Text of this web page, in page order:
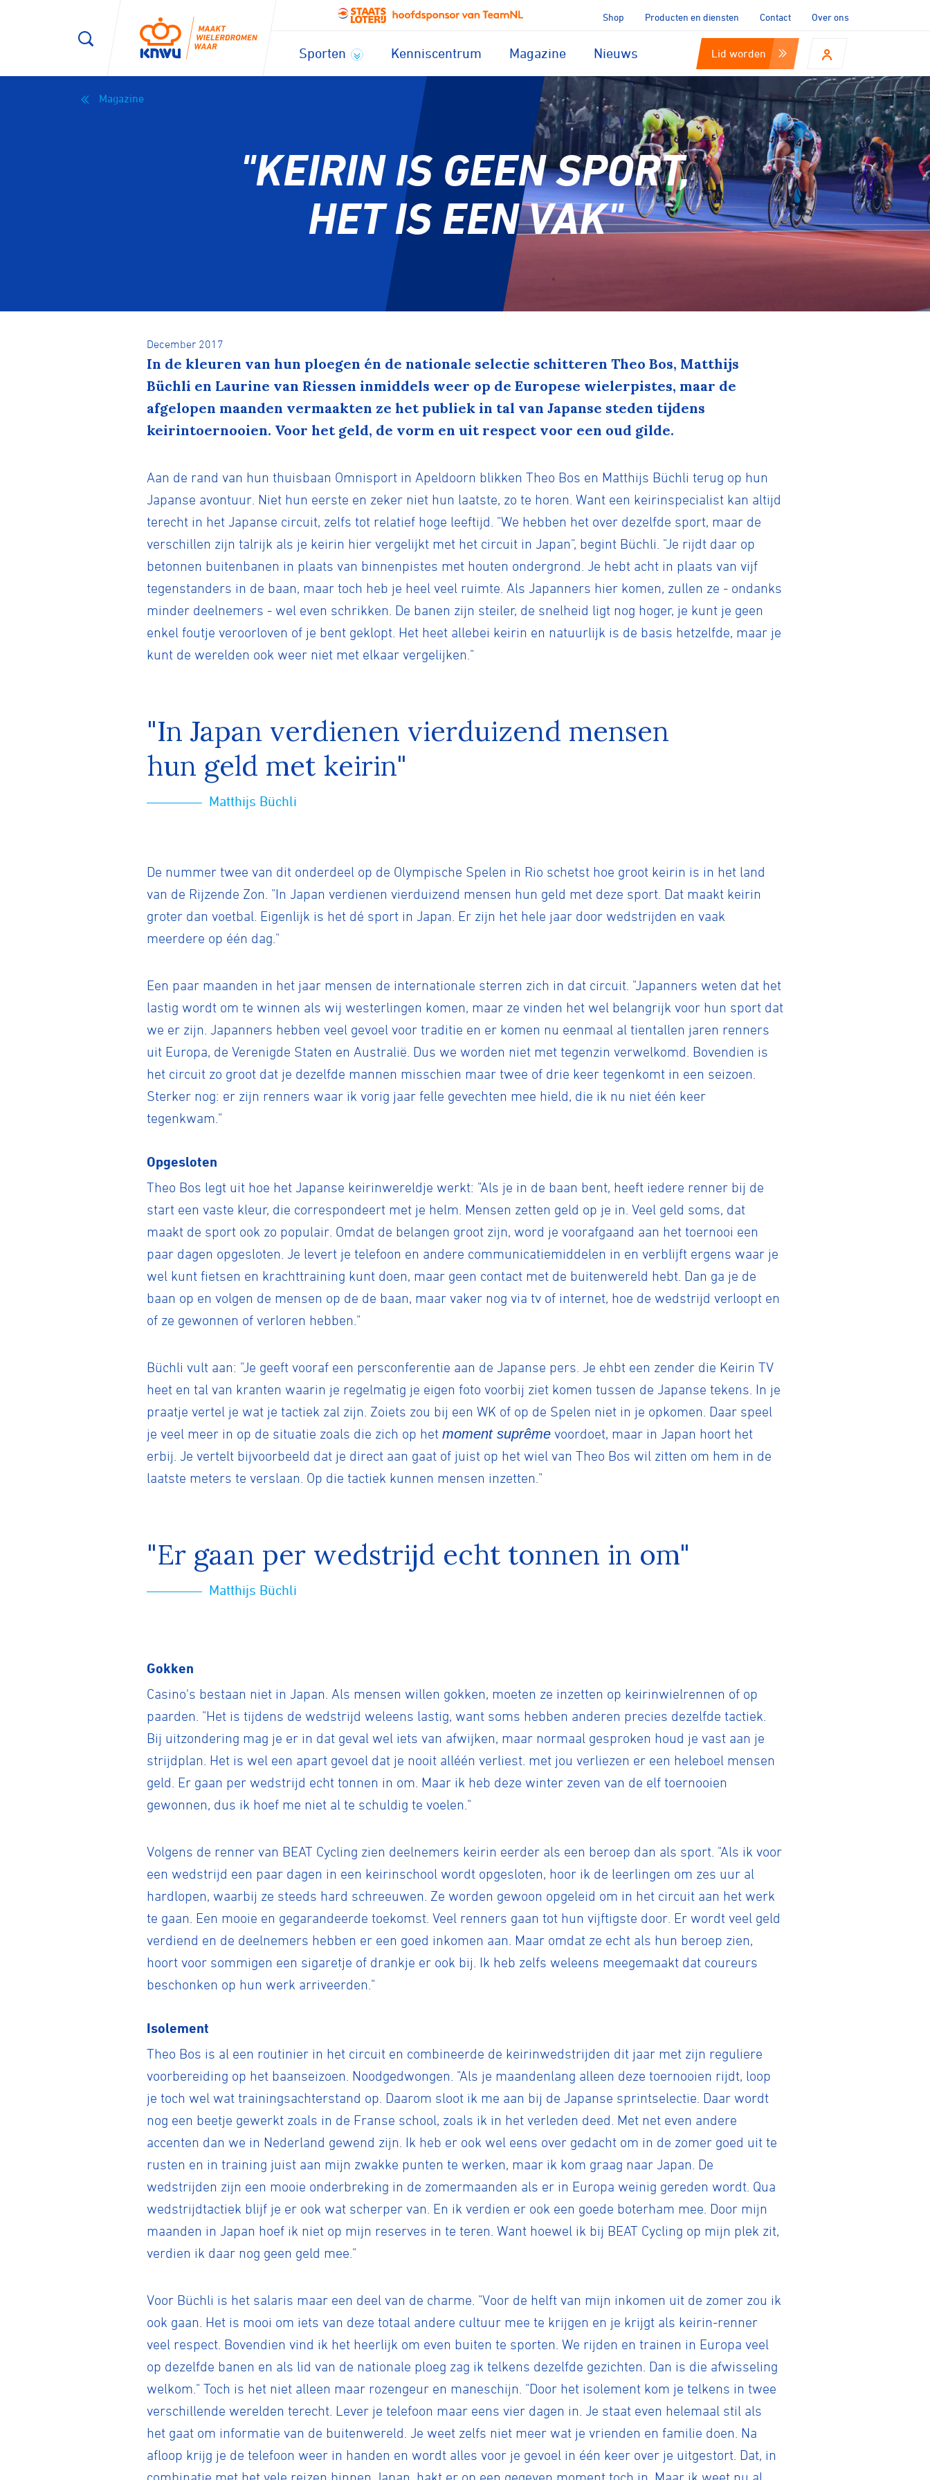
Shop Producten en diensten Contact Over ons
Sporten Kenniscentrum Magazine Nieuws Lid worden
Magazine
"KEIRIN IS GEEN SPORT,
HET IS EEN VAK"
December 2017
In de kleuren van hun ploegen én de nationale selectie schitteren Theo Bos, Matthijs
Büchli en Laurine van Riessen inmiddels weer op de Europese wielerpistes, maar de
afgelopen maanden vermaakten ze het publiek in tal van Japanse steden tijdens
keirintoernooien. Voor het geld, de vorm en uit respect voor een oud gilde.
Aan de rand van hun thuisbaan Omnisport in Apeldoorn blikken Theo Bos en Matthijs Büchli terug op hun
Japanse avontuur. Niet hun eerste en zeker niet hun laatste, zo te horen. Want een keirinspecialist kan altijd
terecht in het Japanse circuit, zelfs tot relatief hoge leeftijd. "We hebben het over dezelfde sport, maar de
verschillen zijn talrijk als je keirin hier vergelijkt met het circuit in Japan", begint Büchli. "Je rijdt daar op
betonnen buitenbanen in plaats van binnenpistes met houten ondergrond. Je hebt acht in plaats van vijf
tegenstanders in de baan, maar toch heb je heel veel ruimte. Als Japanners hier komen, zullen ze - ondanks
minder deelnemers - wel even schrikken. De banen zijn steiler, de snelheid ligt nog hoger, je kunt je geen
enkel foutje veroorloven of je bent geklopt. Het heet allebei keirin en natuurlijk is de basis hetzelfde, maar je
kunt de werelden ook weer niet met elkaar vergelijken."
"In Japan verdienen vierduizend mensen
hun geld met keirin"
Matthijs Büchli
De nummer twee van dit onderdeel op de Olympische Spelen in Rio schetst hoe groot keirin is in het land
van de Rijzende Zon. "In Japan verdienen vierduizend mensen hun geld met deze sport. Dat maakt keirin
groter dan voetbal. Eigenlijk is het dé sport in Japan. Er zijn het hele jaar door wedstrijden en vaak
meerdere op één dag."
Een paar maanden in het jaar mensen de internationale sterren zich in dat circuit. "Japanners weten dat het
lastig wordt om te winnen als wij westerlingen komen, maar ze vinden het wel belangrijk voor hun sport dat
we er zijn. Japanners hebben veel gevoel voor traditie en er komen nu eenmaal al tientallen jaren renners
uit Europa, de Verenigde Staten en Australië. Dus we worden niet met tegenzin verwelkomd. Bovendien is
het circuit zo groot dat je dezelfde mannen misschien maar twee of drie keer tegenkomt in een seizoen.
Sterker nog: er zijn renners waar ik vorig jaar felle gevechten mee hield, die ik nu niet één keer
tegenkwam."
Opgesloten
Theo Bos legt uit hoe het Japanse keirinwereldje werkt: "Als je in de baan bent, heeft iedere renner bij de
start een vaste kleur, die correspondeert met je helm. Mensen zetten geld op je in. Veel geld soms, dat
maakt de sport ook zo populair. Omdat de belangen groot zijn, word je voorafgaand aan het toernooi een
paar dagen opgesloten. Je levert je telefoon en andere communicatiemiddelen in en verblijft ergens waar je
wel kunt fietsen en krachttraining kunt doen, maar geen contact met de buitenwereld hebt. Dan ga je de
baan op en volgen de mensen op de de baan, maar vaker nog via tv of internet, hoe de wedstrijd verloopt en
of ze gewonnen of verloren hebben."
Büchli vult aan: "Je geeft vooraf een persconferentie aan de Japanse pers. Je ehbt een zender die Keirin TV
heet en tal van kranten waarin je regelmatig je eigen foto voorbij ziet komen tussen de Japanse tekens. In je
praatje vertel je wat je tactiek zal zijn. Zoiets zou bij een WK of op de Spelen niet in je opkomen. Daar speel
je veel meer in op de situatie zoals die zich op het moment suprême voordoet, maar in Japan hoort het
erbij. Je vertelt bijvoorbeeld dat je direct aan gaat of juist op het wiel van Theo Bos wil zitten om hem in de
laatste meters te verslaan. Op die tactiek kunnen mensen inzetten."
"Er gaan per wedstrijd echt tonnen in om"
Matthijs Büchli
Gokken
Casino's bestaan niet in Japan. Als mensen willen gokken, moeten ze inzetten op keirinwielrennen of op
paarden. "Het is tijdens de wedstrijd weleens lastig, want soms hebben anderen precies dezelfde tactiek.
Bij uitzondering mag je er in dat geval wel iets van afwijken, maar normaal gesproken houd je vast aan je
strijdplan. Het is wel een apart gevoel dat je nooit alléén verliest. met jou verliezen er een heleboel mensen
geld. Er gaan per wedstrijd echt tonnen in om. Maar ik heb deze winter zeven van de elf toernooien
gewonnen, dus ik hoef me niet al te schuldig te voelen."
Volgens de renner van BEAT Cycling zien deelnemers keirin eerder als een beroep dan als sport. "Als ik voor
een wedstrijd een paar dagen in een keirinschool wordt opgesloten, hoor ik de leerlingen om zes uur al
hardlopen, waarbij ze steeds hard schreeuwen. Ze worden gewoon opgeleid om in het circuit aan het werk
te gaan. Een mooie en gegarandeerde toekomst. Veel renners gaan tot hun vijftigste door. Er wordt veel geld
verdiend en de deelnemers hebben er een goed inkomen aan. Maar omdat ze echt als hun beroep zien,
hoort voor sommigen een sigaretje of drankje er ook bij. Ik heb zelfs weleens meegemaakt dat coureurs
beschonken op hun werk arriveerden."
Isolement
Theo Bos is al een routinier in het circuit en combineerde de keirinwedstrijden dit jaar met zijn reguliere
voorbereiding op het baanseizoen. Noodgedwongen. "Als je maandenlang alleen deze toernooien rijdt, loop
je toch wel wat trainingsachterstand op. Daarom sloot ik me aan bij de Japanse sprintselectie. Daar wordt
nog een beetje gewerkt zoals in de Franse school, zoals ik in het verleden deed. Met net even andere
accenten dan we in Nederland gewend zijn. Ik heb er ook wel eens over gedacht om in de zomer goed uit te
rusten en in training juist aan mijn zwakke punten te werken, maar ik kom graag naar Japan. De
wedstrijden zijn een mooie onderbreking in de zomermaanden als er in Europa weinig gereden wordt. Qua
wedstrijdtactiek blijf je er ook wat scherper van. En ik verdien er ook een goede boterham mee. Door mijn
maanden in Japan hoef ik niet op mijn reserves in te teren. Want hoewel ik bij BEAT Cycling op mijn plek zit,
verdien ik daar nog geen geld mee."
Voor Büchli is het salaris maar een deel van de charme. "Voor de helft van mijn inkomen uit de zomer zou ik
ook gaan. Het is mooi om iets van deze totaal andere cultuur mee te krijgen en je krijgt als keirin-renner
veel respect. Bovendien vind ik het heerlijk om even buiten te sporten. We rijden en trainen in Europa veel
op dezelfde banen en als lid van de nationale ploeg zag ik telkens dezelfde gezichten. Dan is die afwisseling
welkom." Toch is het niet alleen maar rozengeur en maneschijn. "Door het isolement kom je telkens in twee
verschillende werelden terecht. Lever je telefoon maar eens vier dagen in. Je staat even helemaal stil als
het gaat om informatie van de buitenwereld. Je weet zelfs niet meer wat je vrienden en familie doen. Na
afloop krijg je de telefoon weer in handen en wordt alles voor je gevoel in één keer over je uitgestort. Dat, in
Wegwielrennen Mountainbiken
BMX Race E-Racing
Baanwielrennen Strandrace
Pumptrack Fixed gear